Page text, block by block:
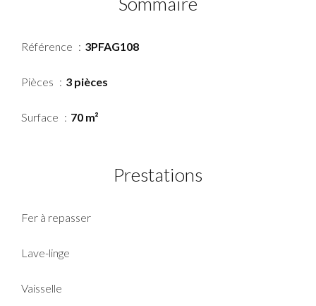
Référence 3PFAG108
Pièces 3 pièces
Surface 70 m²
Prestations
Fer à repasser
Lave-linge
Vaisselle